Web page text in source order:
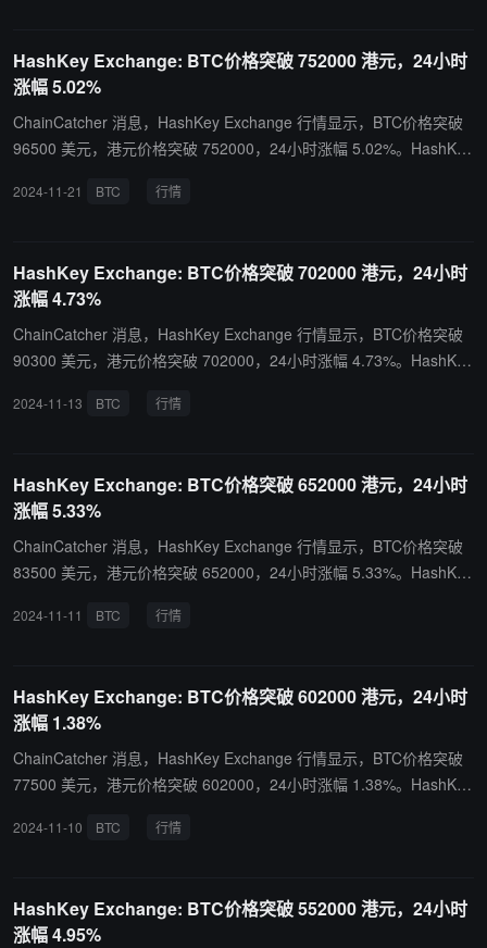
HashKey Exchange: BTC价格突破 752000 港元，24小时
涨幅 5.02%
ChainCatcher 消息，HashKey Exchange 行情显示，BTC价格突破
96500 美元，港元价格突破 752000，24小时涨幅 5.02%。HashKey
平台安全方面为虚拟资产交易所定义新的标杆，已获得香港证监会的
2024-11-21 BTC 行情
HashKey Exchange: BTC价格突破 702000 港元，24小时
涨幅 4.73%
ChainCatcher 消息，HashKey Exchange 行情显示，BTC价格突破
90300 美元，港元价格突破 702000，24小时涨幅 4.73%。HashKey
平台安全方面为虚拟资产交易所定义新的标杆，已获得香港证监会的
2024-11-13 BTC 行情
HashKey Exchange: BTC价格突破 652000 港元，24小时
涨幅 5.33%
ChainCatcher 消息，HashKey Exchange 行情显示，BTC价格突破
83500 美元，港元价格突破 652000，24小时涨幅 5.33%。HashKey
平台安全方面为虚拟资产交易所定义新的标杆，已获得香港证监会的
2024-11-11 BTC 行情
HashKey Exchange: BTC价格突破 602000 港元，24小时
涨幅 1.38%
ChainCatcher 消息，HashKey Exchange 行情显示，BTC价格突破
77500 美元，港元价格突破 602000，24小时涨幅 1.38%。HashKey
平台安全方面为虚拟资产交易所定义新的标杆，已获得香港证监会的
2024-11-10 BTC 行情
HashKey Exchange: BTC价格突破 552000 港元，24小时
涨幅 4.95%